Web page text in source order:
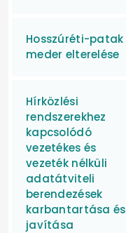
Hosszúréti-patak
meder elterelése
Hírközlési
rendszerekhez
kapcsolódó
vezetékes és
vezeték nélküli
adatátviteli
berendezések
karbantartása és
javítása